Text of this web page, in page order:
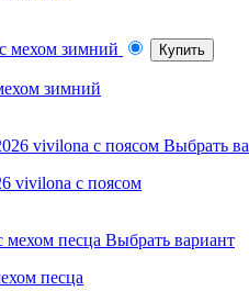
Купить
зимний
Выбрать
vivilona с поясом
Выбрать вариант
песца